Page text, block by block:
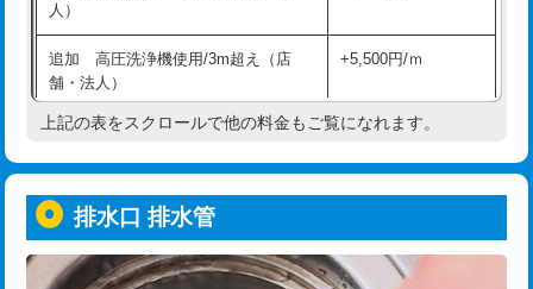
給水管工事※（土の掘削・埋め戻し作
業)
11,000円
給水管工事※（塩ビ管（VP・HI）使
用/3ｍまで)
用（追加）/3ｍ超え)
給水管工事※（ライニング鋼管・銅
管・ポリ管・HT管使用/3ｍまで)
44,000円
人）
追加 高圧洗浄機使用/3m超え（店
舗・法人）
+5,500円/ｍ
高度高圧洗浄換 現地調査
トーラー機使用/3mまで
追加トーラー機使用/3m超え +3,300円
上記の表をスクロールで他の料金もご覧になれます。
排水口 排水管